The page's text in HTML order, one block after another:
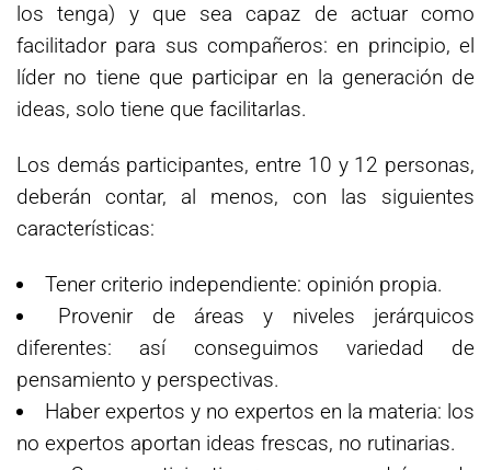
los tenga) y que sea capaz de actuar como
facilitador para sus compañeros: en principio, el
líder no tiene que participar en la generación de
ideas, solo tiene que facilitarlas.
Los demás participantes, entre 10 y 12 personas,
deberán contar, al menos, con las siguientes
características:
Tener criterio independiente: opinión propia.
Provenir de áreas y niveles jerárquicos
diferentes: así conseguimos variedad de
pensamiento y perspectivas.
Haber expertos y no expertos en la materia: los
no expertos aportan ideas frescas, no rutinarias.